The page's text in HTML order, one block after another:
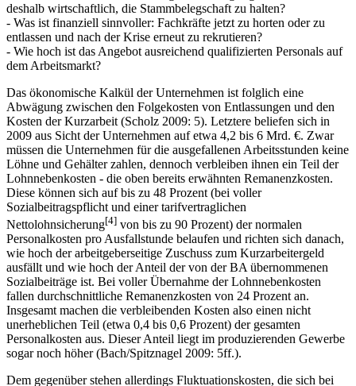
- Zeichnet sich eine Verbesserung der Auftragslage ab und ist es
deshalb wirtschaftlich, die Stammbelegschaft zu halten?
- Was ist finanziell sinnvoller: Fachkräfte jetzt zu horten oder zu
entlassen und nach der Krise erneut zu rekrutieren?
- Wie hoch ist das Angebot ausreichend qualifizierten Personals auf
Das ökonomische Kalkül der Unternehmen ist folglich eine
Abwägung zwischen den Folgekosten von Entlassungen und den
Kosten der Kurzarbeit (Scholz 2009: 5). Letztere beliefen sich in
2009 aus Sicht der Unternehmen auf etwa 4,2 bis 6 Mrd. €. Zwar
müssen die Unternehmen für die ausgefallenen Arbeitsstunden keine
Löhne und Gehälter zahlen, dennoch verbleiben ihnen ein Teil der
Lohnnebenkosten - die oben bereits erwähnten Remanenzkosten.
Diese können sich auf bis zu 48 Prozent (bei voller
Sozialbeitragspflicht und einer tarifvertraglichen
Nettolohnsicherung [4]von bis zu 90 Prozent) der normalen
Personalkosten pro Ausfallstunde belaufen und richten sich danach,
wie hoch der arbeitgeberseitige Zuschuss zum Kurzarbeitergeld
ausfällt und wie hoch der Anteil der von der BA übernommenen
Sozialbeiträge ist. Bei voller Übernahme der Lohnnebenkosten
fallen durchschnittliche Remanenzkosten von 24 Prozent an.
Insgesamt machen die verbleibenden Kosten also einen nicht
unerheblichen Teil (etwa 0,4 bis 0,6 Prozent) der gesamten
Personalkosten aus. Dieser Anteil liegt im produzierenden Gewerbe